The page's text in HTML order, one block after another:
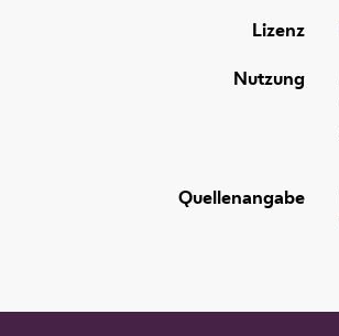
Lizenz
Nutzung
Quellenangabe